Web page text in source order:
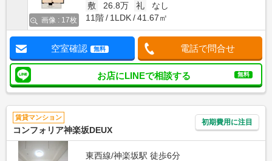
画像 : 17枚
敷
26.8万 礼
なし
11階
1LDK 41.67㎡
空室確認 無料 電話で問合せ
お店にLINEで相談する 無料
賃貸マンション
コンフォリア神楽坂DEUX
初期費用に注目
東西線/神楽坂駅 徒歩6分